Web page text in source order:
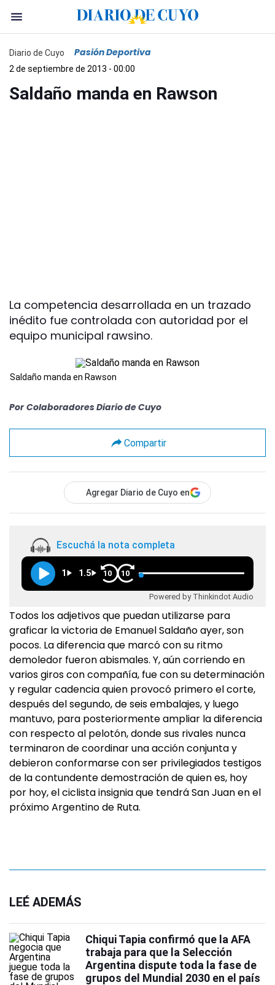
Diario de Cuyo Pasión Deportiva
2 de septiembre de 2013 - 00:00
Saldaño manda en Rawson
La competencia desarrollada en un trazado
inédito fue controlada con autoridad por el
equipo municipal rawsino.
Saldaño manda en Rawson
Por Colaboradores Diario de Cuyo
Compartir
Agregar Diario de Cuyo en
Escuchá la nota completa
1 1.5 10 10
Powered by Thinkindot Audio
Todos los adjetivos que puedan utilizarse para
graficar la victoria de Emanuel Saldaño ayer, son
pocos. La diferencia que marcó con su ritmo
demoledor fueron abismales. Y, aún corriendo en
varios giros con compañía, fue con su determinación
y regular cadencia quien provocó primero el corte,
después del segundo, de seis embalajes, y luego
mantuvo, para posteriormente ampliar la diferencia
con respecto al pelotón, donde sus rivales nunca
terminaron de coordinar una acción conjunta y
debieron conformarse con ser privilegiados testigos
de la contundente demostración de quien es, hoy
por hoy, el ciclista insignia que tendrá San Juan en el
próximo Argentino de Ruta.
LEÉ ADEMÁS
Chiqui Tapia confirmó que la AFA
trabaja para que la Selección
Argentina dispute toda la fase de
grupos del Mundial 2030 en el país